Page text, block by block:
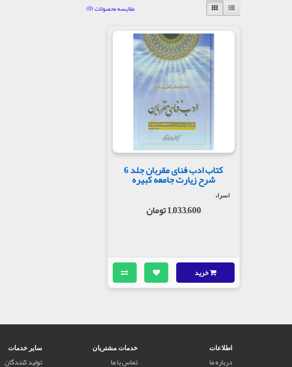
مقایسه محصولات (0)
کتاب ادب فنای مقربان جلد 6
شرح زیارت جامعه کبیره
اسراء
1,033,600 تومان
خرید
اطلاعات
درباره ما
خدمات مشتریان
تماس با ما
سایر خدمات
تولید کنندگان